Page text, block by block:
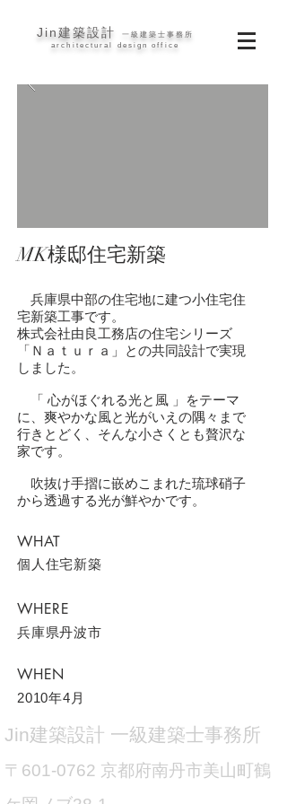
Jin建築設計
一級建築士事務所
architectural design office
MK様邸住宅新築
兵庫県中部の住宅地に建つ小住宅住
宅新築工事です。
株式会社由良工務店の住宅シリーズ
「Ｎａｔｕｒａ」との共同設計で実現
しました。
「 心がほぐれる光と風 」をテーマ
に、爽やかな風と光がいえの隅々まで
行きとどく、そんな小さくとも贅沢な
家です。
吹抜け手摺に嵌めこまれた琉球硝子
から透過する光が鮮やかです。
WHAT
個人住宅新築
WHERE
兵庫県丹波市
WHEN
2010年4月
​Jin建築設計 一級建築士事務所
〒601-0762 京都府南丹市美山町鶴